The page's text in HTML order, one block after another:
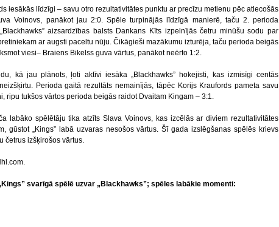
iesākās līdzīgi – savu otro rezultativitātes punktu ar precīzu metienu pēc atlecošās
Voinovs, panākot jau 2:0. Spēle turpinājās līdzīgā manierē, taču 2. perioda
aizsardzības balsts Dankans Kīts izpelnījās četru minūšu sodu par
ar augsti paceltu nūju. Čikāgieši mazākumu izturēja, taču perioda beigās
viesi– Braiens Bikelss guva vārtus, panākot neērto 1:2.
kā jau plānots, ļoti aktīvi iesāka „Blackhawks” hokejisti, kas izmisīgi centās
Perioda gaitā rezultāts nemainījās, tāpēc Korijs Kraufords pameta savu
ripu tukšos vārtos perioda beigās raidot Dvaitam Kingam – 3:1.
labāko spēlētāju tika atzīts Slava Voinovs, kas izcēlās ar diviem rezultativitātes
gūstot „Kings” labā uzvaras nesošos vārtus. Šī gada izslēgšanas spēlēs krievs
četrus izšķirošos vārtus.
svarīgā spēlē uzvar „Blackhawks”; spēles labākie momenti: